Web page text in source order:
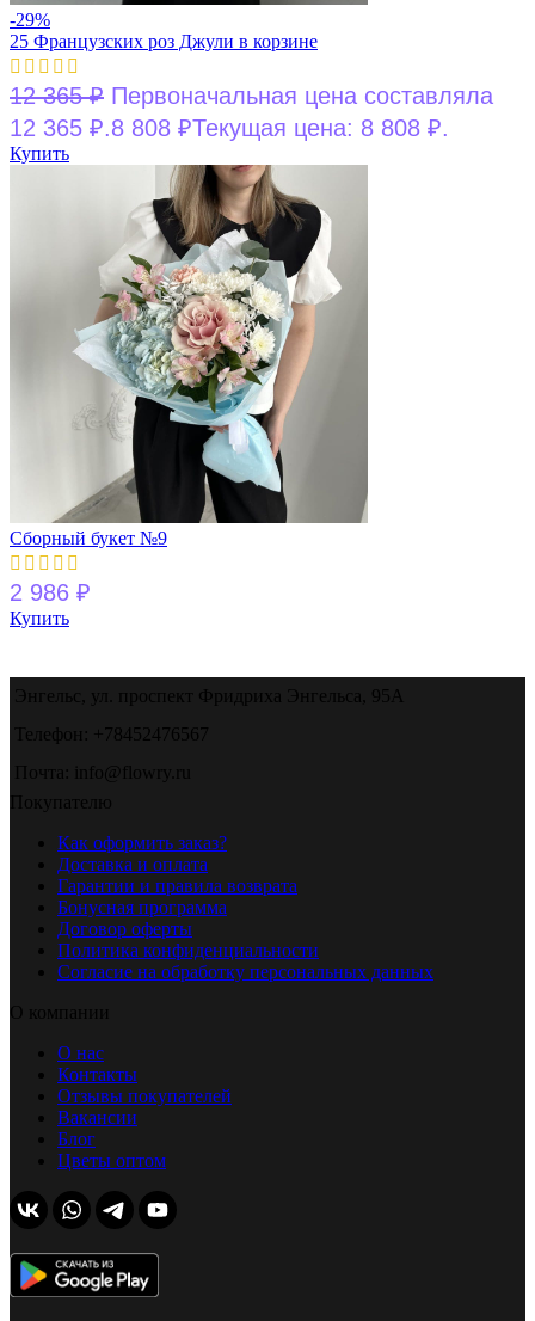
-29%
25 Французских роз Джули в корзине
12 365₽ Первоначальная цена составляла
12 365 ₽.8 808 ₽Текущая цена: 8 808 ₽.
Купить
Сборный букет №9
2 986 ₽
Купить
Энгельс, ул. проспект Фридриха Энгельса, 95А
Телефон: +78452476567
Почта: info@flowry.ru
Покупателю
Как оформить заказ?
Доставка и оплата
Гарантии и правила возврата
Бонусная программа
Договор оферты
Политика конфиденциальности
Согласие на обработку персональных данных
О компании
О нас
Контакты
Отзывы покупателей
Вакансии
Блог
Цветы оптом